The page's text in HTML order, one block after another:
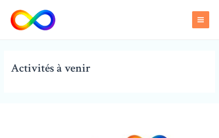
contenu
Main
Activités à venir